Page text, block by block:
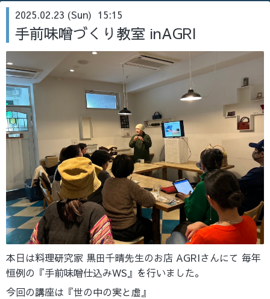
2025.02.23 (Sun) 15:15
手前味噌づくり教室 inAGRI
本日は料理研究家 黒田千晴先生のお店 AGRIさんにて 毎年
恒例の『手前味噌仕込みWS』を行いました。
今回の講座は『世の中の実と虚』